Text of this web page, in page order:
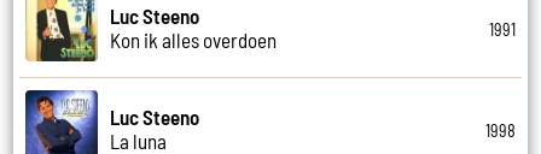
Luc Steeno
Kon ik alles overdoen
1991
Luc Steeno
La luna
1998